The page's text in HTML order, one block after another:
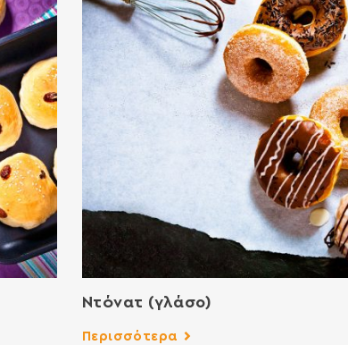
Ντόνατ (γλάσο)
Περισσότερα